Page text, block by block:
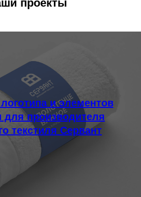
проекты
и элементов
для производителя
текстиля Сервант